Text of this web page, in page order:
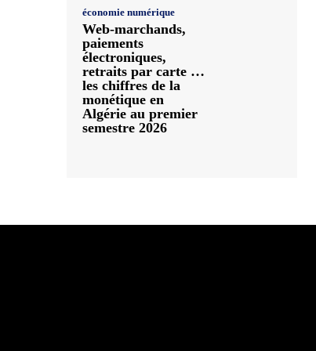
économie numérique
Web-marchands,
paiements
électroniques,
retraits par carte …
les chiffres de la
monétique en
Algérie au premier
semestre 2026